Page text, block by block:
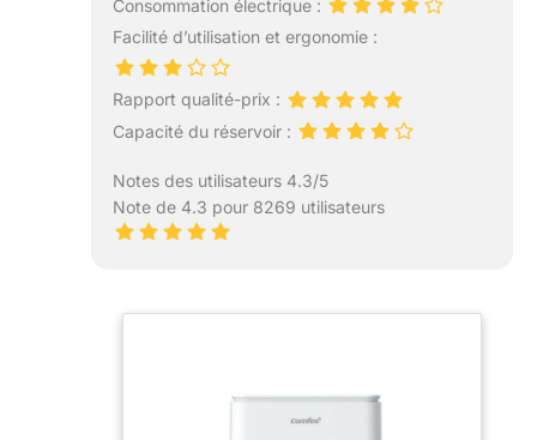
Consommation électrique :
Facilité d’utilisation et ergonomie :
Rapport qualité-prix :
Capacité du réservoir :
Notes des utilisateurs 4.3/5
Note de 4.3 pour 8269 utilisateurs